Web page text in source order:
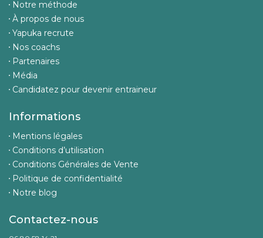
Notre méthode
À propos de nous
Yapuka recrute
Nos coachs
Partenaires
Média
Candidatez pour devenir entraineur
Informations
Mentions légales
Conditions d’utilisation
Conditions Générales de Vente
Politique de confidentialité
Notre blog
Contactez-nous